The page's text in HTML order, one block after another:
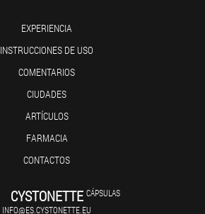
EXPERIENCIA
INSTRUCCIONES DE USO
COMENTARIOS
CIUDADES
ARTÍCULOS
FARMACIA
CONTACTOS
CYSTONETTE CÁPSULAS
INFO@ES.CYSTONETTE.EU